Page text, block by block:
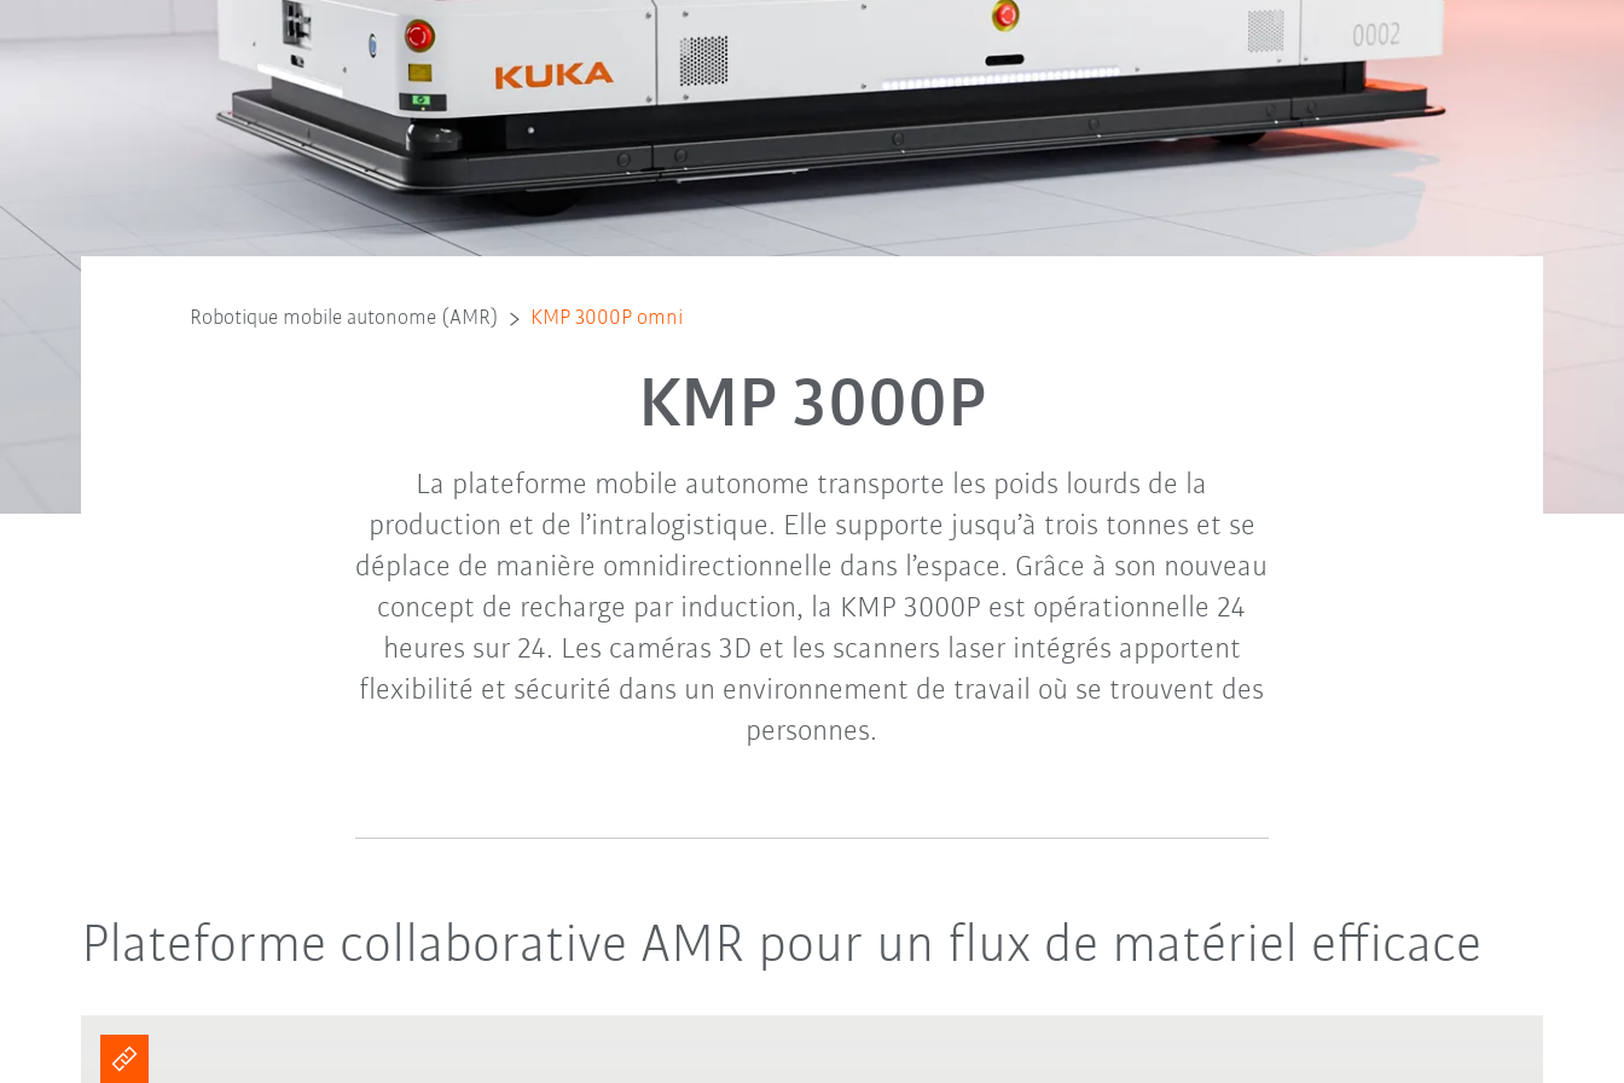
Robotique mobile autonome (AMR) KMP 3000P omni
KMP 3000P
La plateforme mobile autonome transporte les poids lourds de la
production et de l’intralogistique. Elle supporte jusqu’à trois tonnes et se
déplace de manière omnidirectionnelle dans l’espace. Grâce à son nouveau
concept de recharge par induction, la KMP 3000P est opérationnelle 24
heures sur 24. Les caméras 3D et les scanners laser intégrés apportent
flexibilité et sécurité dans un environnement de travail où se trouvent des
personnes.
Plateforme collaborative AMR pour un flux de matériel efficace